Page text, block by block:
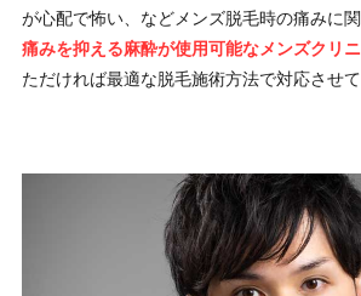
が心配で怖い、などメンズ脱毛時の痛みに関
痛みを抑える麻酔が使用可能なメンズクリ
ただければ最適な脱毛施術方法で対応させて